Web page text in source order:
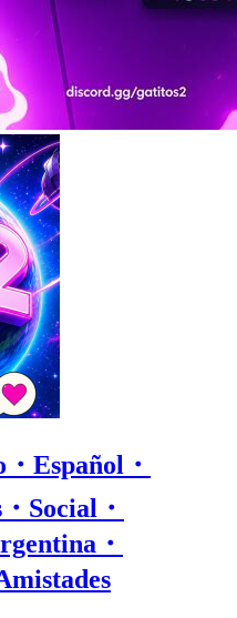
Español・
Social・
・